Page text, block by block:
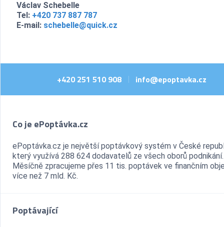
Václav Schebelle
Tel: +420 737 887 787
E-mail: schebelle@quick.cz
+420 251 510 908 info@epoptavka.cz
Co je ePoptávka.cz
ePoptávka.cz je největší poptávkový systém v České
který využívá 288 624 dodavatelů ze všech oborů podnikání.
Měsíčně zpracujeme přes 11 tis. poptávek ve finančním
více než 7 mld. Kč.
Poptávající